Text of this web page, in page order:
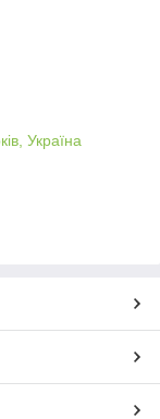
Україна